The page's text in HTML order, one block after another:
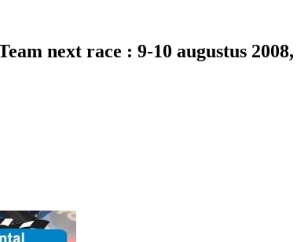
next race : 9-10 augustus